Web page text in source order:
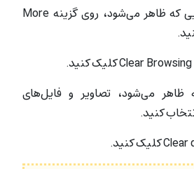
در منوی کشویی که ظاهر می‌شود، روی گزینه More
ظاهر می‌شود، تصاویر و فایل‌های
کنید.